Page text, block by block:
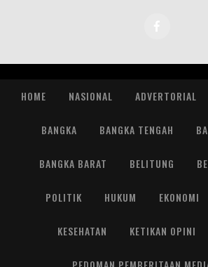
HOME NASIONAL ADVERTORIAL
BANGKA BANGKA TENGAH
BANGKA BARAT BELITUNG
POLITIK HUKUM EKONOMI
KESEHATAN KETIKAN OPINI